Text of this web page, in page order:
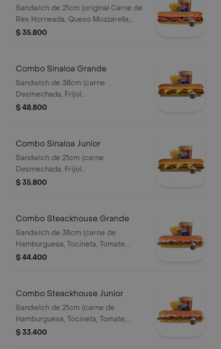
Sandwich de 21cm (original Carne de
Res Horneada, Queso Mozzarella,
Tomate, Lechuga, Salsa BBQ y Salsa
$ 35.800
Combo Sinaloa Grande
Sandwich de 38cm (carne
Desmechada, Frijol
Refrito,guacamole,jalapeños,pico de
Pet400ml.
$ 48.800
Combo Sinaloa Junior
Sandwich de 21cm (carne
Desmechada, Frijol
Refrito,guacamole,jalapeños,pico de
Pet400ml.
$ 35.800
Combo Steackhouse Grande
Sandwich de 38cm (carne de
Hamburguesa, Tocineta, Tomate,
Lechuga, Pepinillos, Queso Mozzarella
$ 44.400
Combo Steackhouse Junior
Sandwich de 21cm (carne de
Hamburguesa, Tocineta, Tomate,
Lechuga, Pepinillos, Queso Mozzarella
$ 33.400